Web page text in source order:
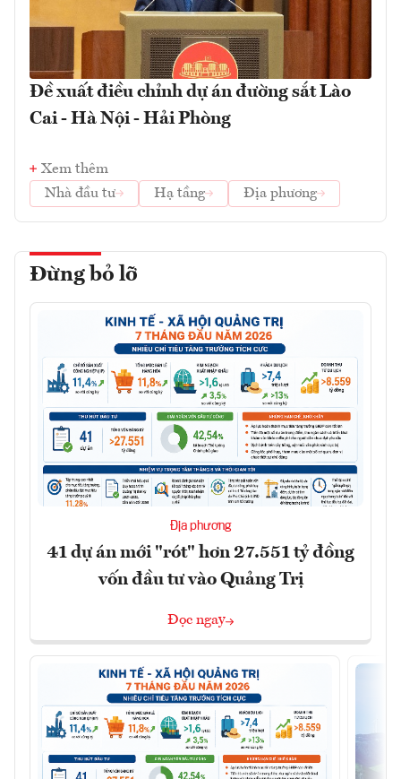
Đề xuất điều chỉnh dự án đường sắt Lào
Cai - Hà Nội - Hải Phòng
Xem thêm
Nhà đầu tư
Hạ tầng Địa phương
Đừng bỏ lỡ
Địa phương
41 dự án mới "rót" hơn 27.551 tỷ đồng
vốn đầu tư vào Quảng Trị
Đọc ngay